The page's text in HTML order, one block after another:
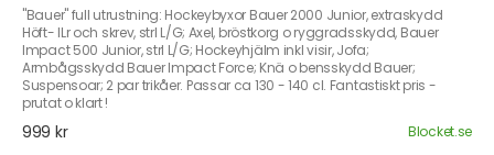
"Bauer" full utrustning: Hockeybyxor Bauer 2000 Junior, extraskydd
Höft- lLr och skrev, strl L/G; Axel, bröstkorg o ryggradsskydd, Bauer
Impact 500 Junior, strl L/G; Hockeyhjälm inkl visir, Jofa;
Armbågsskydd Bauer Impact Force; Knä o bensskydd Bauer;
Suspensoar; 2 par trikåer. Passar ca 130 - 140 cl. Fantastiskt pris -
prutat o klart !
999 kr Blocket.se